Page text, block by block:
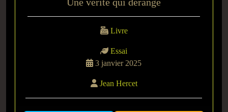
Livre
Essai
3 janvier 2025
Jean Hercet